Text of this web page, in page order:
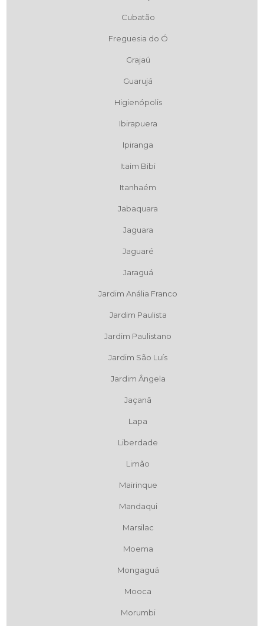
Cubatão
Freguesia do Ó
Grajaú
Guarujá
Higienópolis
Ibirapuera
Ipiranga
Itaim Bibi
Itanhaém
Jabaquara
Jaguara
Jaguaré
Jaraguá
Jardim Anália Franco
Jardim Paulista
Jardim Paulistano
Jardim São Luís
Jardim Ângela
Jaçanã
Lapa
Liberdade
Limão
Mairinque
Mandaqui
Marsilac
Moema
Mongaguá
Mooca
Morumbi